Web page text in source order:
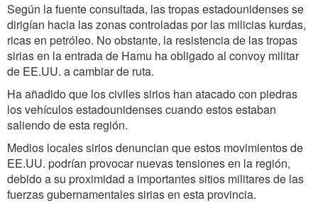
Según la fuente consultada, las tropas estadounidenses se
dirigían hacia las zonas controladas por las milicias kurdas,
ricas en petróleo. No obstante, la resistencia de las tropas
sirias en la entrada de Hamu ha obligado al convoy militar
de EE.UU. a cambiar de ruta.
Ha añadido que los civiles sirios han atacado con piedras
los vehículos estadounidenses cuando estos estaban
saliendo de esta región.
Medios locales sirios denuncian que estos movimientos de
EE.UU. podrían provocar nuevas tensiones en la región,
debido a su proximidad a importantes sitios militares de las
fuerzas gubernamentales sirias en esta provincia.